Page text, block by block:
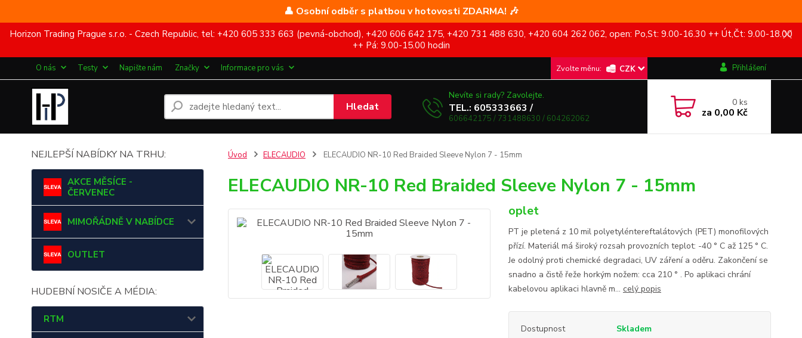
👤 Osobní odběr s platbou v hotovosti ZDARMA! 🎶
Horizon Trading Prague s.r.o. - Czech Republic, tel: +420 605 333 663 (pevná-obchod), +420 606 642 175, +420 731 488 630, +420 604 262 062, open: Po,St: 9.00-16.30 ++ Út,Čt: 9.00-18.00
++ Pá: 9.00-15.00 hodin
O nás Testy Napište nám Značky Informace pro vás CZK Přihlášení
Hledat
Nevíte si rady? Zavolejte.
TEL.: 605333663 /
606642175 / 731488630 / 604262062
0ks
za 0,00 Kč
NEJLEPŠÍ NABÍDKY NA TRHU:
AKCE MĚSÍCE -
ČERVENEC
MIMOŘÁDNĚ V NABÍDCE
OUTLET
HUDEBNÍ NOSIČE A MÉDIA:
RTM
Úvod ELECAUDIO ELECAUDIO NR-10 Red Braided Sleeve Nylon 7 - 15mm
ELECAUDIO NR-10 Red Braided Sleeve Nylon 7 - 15mm
oplet
PT je pletená z 10 mil polyetyléntereftalátových (PET) monofilových
přízí. Materiál má široký rozsah provozních teplot: -40 ° C až 125 ° C.
Je odolný proti chemické degradaci, UV záření a oděru. Zakončení se
snadno a čistě řeže horkým nožem: cca 210 ° . Po aplikaci chrání
kabelovou aplikaci hlavně m... celý popis
Dostupnost
Skladem